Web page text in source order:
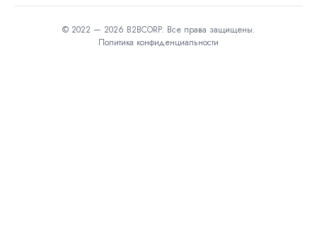
© 2022 — 2026 B2BCORP. Все права защищены.
Политика конфиденциальности